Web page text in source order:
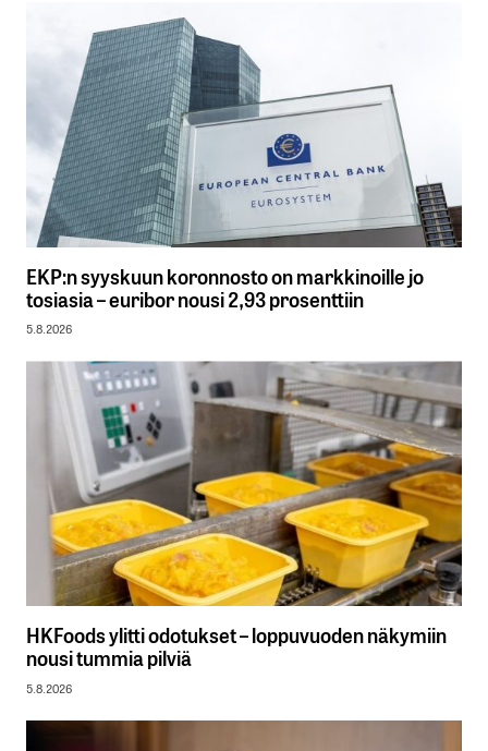
EKP:n syyskuun koronnosto on markkinoille jo
tosiasia – euribor nousi 2,93 prosenttiin
5.8.2026
HKFoods ylitti odotukset – loppuvuoden näkymiin
nousi tummia pilviä
5.8.2026